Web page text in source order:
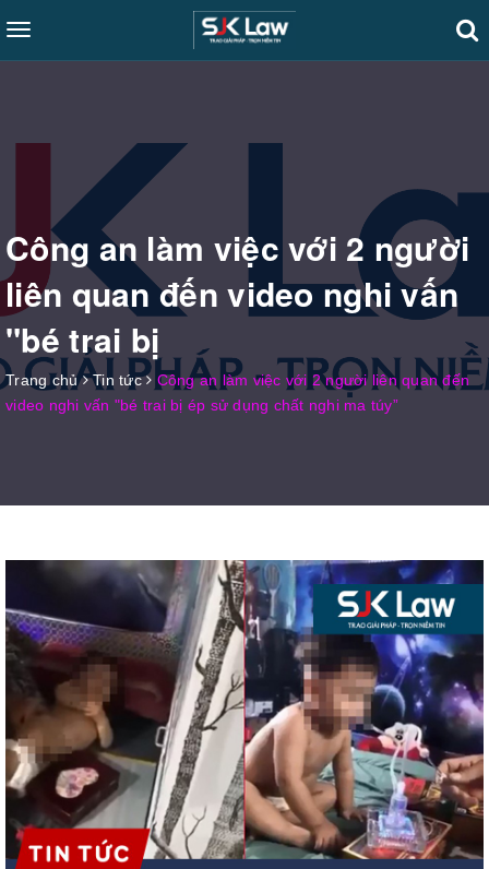
Toggle
navigation
Công an làm việc với 2 người
liên quan đến video nghi vấn
"bé trai bị
Trang chủ Tin tức
Công an làm việc với 2 người liên quan đến
video nghi vấn "bé trai bị ép sử dụng chất nghi ma túy”